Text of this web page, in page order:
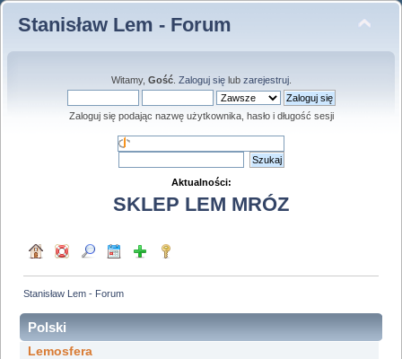
Stanisław Lem - Forum
Witamy, Gość. Zaloguj sięlub zarejestruj.
Zaloguj się podając nazwę użytkownika, hasło i długość sesji
Aktualności:
SKLEP LEM MRÓZ
Stanisław Lem - Forum
Polski
Lemosfera